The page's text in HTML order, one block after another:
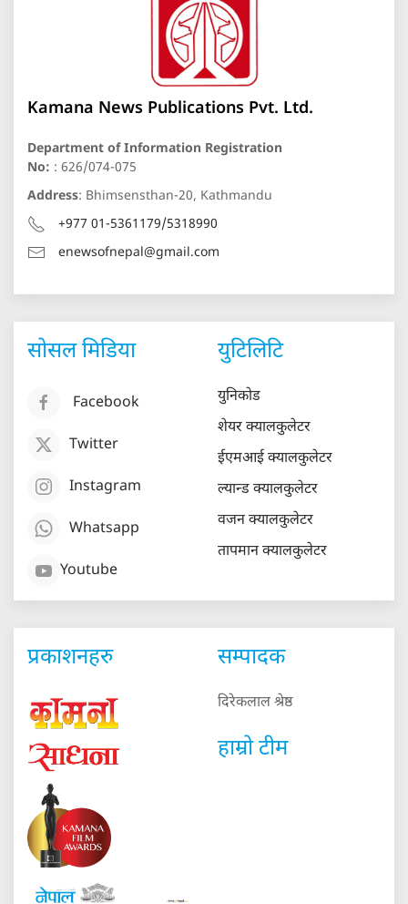
Kamana News Publications Pvt. Ltd.
Department of Information Registration
No: : 626/074-075
Address: Bhimsensthan-20, Kathmandu
+977 01-5361179/5318990
enewsofnepal@gmail.com
सोसल मिडिया
Facebook
Twitter
Instagram
Whatsapp
Youtube
युटिलिटि
युनिकोड
शेयर क्यालकुलेटर
ईएमआई क्यालकुलेटर
ल्यान्ड क्यालकुलेटर
वजन क्यालकुलेटर
तापमान क्यालकुलेटर
प्रकाशनहरु सम्पादक
दिरेकलाल श्रेष्ठ
हाम्रो टीम